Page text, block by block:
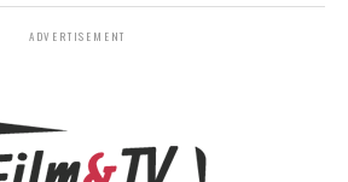
ADVERTISEMENT